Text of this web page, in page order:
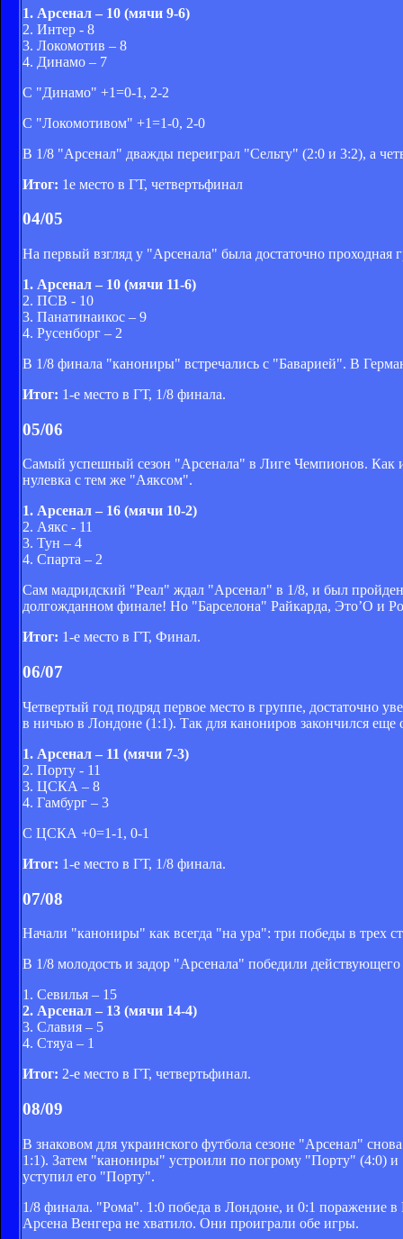
1. Арсенал – 10 (мячи 9-6)
2. Интер - 8
3. Локомотив – 8
4. Динамо – 7
С "Динамо" +1=0-1, 2-2
С "Локомотивом" +1=1-0, 2-0
В 1/8 "Арсенал" дважды переиграл "Сельту" (2:0 и 3:2), а
Итог: 1е место в ГТ, четвертьфинал
04/05
На первый взгляд у "Арсенала" была достаточно
1. Арсенал – 10 (мячи 11-6)
2. ПСВ - 10
3. Панатинаикос – 9
4. Русенборг – 2
В 1/8 финала "канониры" встречались с "Баварией". В
Итог: 1-е место в ГТ, 1/8 финала.
05/06
Самый успешный сезон "Арсенала" в Лиге Чемпионов. Как
нулевка с тем же "Аяксом".
1. Арсенал – 16 (мячи 10-2)
2. Аякс - 11
3. Тун – 4
4. Спарта – 2
Сам мадридский "Реал" ждал "Арсенал" в 1/8, и был
долгожданном финале! Но "Барселона" Райкарда, Это’О и
Итог: 1-е место в ГТ, Финал.
06/07
Четвертый год подряд первое место в группе, достаточно
в ничью в Лондоне (1:1). Так для канониров закончился еще
1. Арсенал – 11 (мячи 7-3)
2. Порту - 11
3. ЦСКА – 8
4. Гамбург – 3
С ЦСКА +0=1-1, 0-1
Итог: 1-е место в ГТ, 1/8 финала.
07/08
Начали "канониры" как всегда "на ура": три победы в трех
В 1/8 молодость и задор "Арсенала" победили
1. Севилья – 15
2. Арсенал – 13 (мячи 14-4)
3. Славия – 5
4. Стяуа – 1
Итог: 2-е место в ГТ, четвертьфинал.
08/09
В знаковом для украинского футбола сезоне "Арсенал"
1:1). Затем "канониры" устроили по погрому "Порту" (4:0)
уступил его "Порту".
1/8 финала. "Рома". 1:0 победа в Лондоне, и 0:1 поражение
Арсена Венгера не хватило. Они проиграли обе игры.